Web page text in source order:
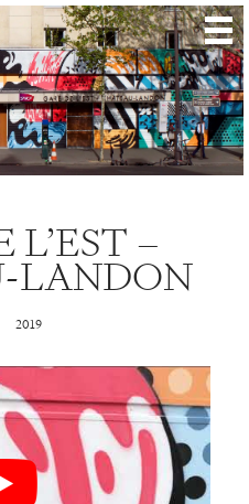
L’EST –
LANDON
2019